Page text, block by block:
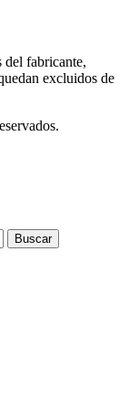
del fabricante,
excluidos de
Buscar